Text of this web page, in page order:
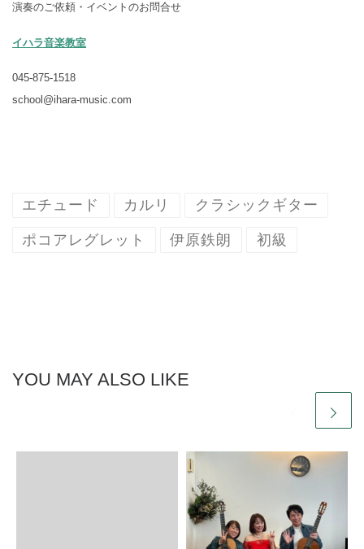
演奏のご依頼・イベントのお問合せ
イハラ音楽教室
045-875-1518
school@ihara-music.com
エチュード カルリ クラシックギター
ポコアレグレット 伊原鉄朗 初級
YOU MAY ALSO LIKE